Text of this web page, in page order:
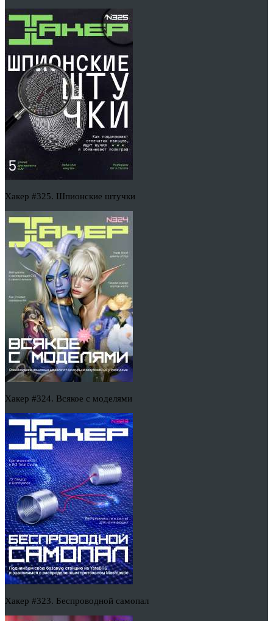
Хакер #325. Шпионские штучки
Хакер #324. Всякое с моделями
Хакер #323. Беспроводной самопал